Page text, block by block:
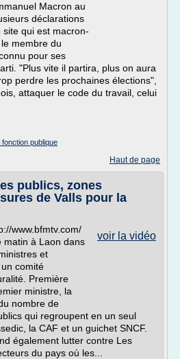
Macron au
déclarations
site qui est macron-
membre du
pour ses
"Plus vite il partira, plus on aura
perdre les prochaines élections",
attaquer le code du travail, celui
publique
Haut de page
publics, zones
de Valls pour la
voir la vidéo
www.bfmtv.com/
matin à Laon dans
et
comité
Première
ministre, la
nombre de
qui regroupent en un seul
la CAF et un guichet SNCF.
également lutter contre Les
du pays où les...